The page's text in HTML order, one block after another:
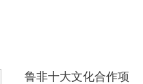
鲁非十大文化合作项